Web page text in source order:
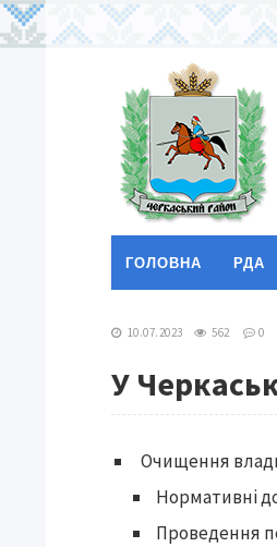
ГОЛОВНА РДА
10.07.2023 562 0
У
Очищення
Нормативні
Проведення